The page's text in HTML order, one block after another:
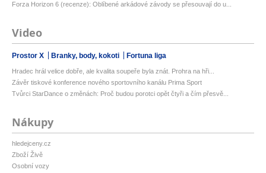
Forza Horizon 6 (recenze): Oblíbené arkádové závody se přesouvají do u...
Video
Prostor X Branky, body, kokoti Fortuna liga
Hradec hrál velice dobře, ale kvalita soupeře byla znát. Prohra na hři...
Závěr tiskové konference nového sportovního kanálu Prima Sport
Tvůrci StarDance o změnách: Proč budou porotci opět čtyři a čím přesvě...
Nákupy
hledejceny.cz
Zboží Živě
Osobní vozy